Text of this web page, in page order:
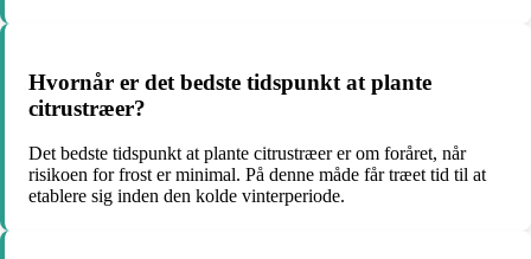
Hvornår er det bedste tidspunkt at plante
citrustræer?
Det bedste tidspunkt at plante citrustræer er om foråret, når
risikoen for frost er minimal. På denne måde får træet tid til at
etablere sig inden den kolde vinterperiode.